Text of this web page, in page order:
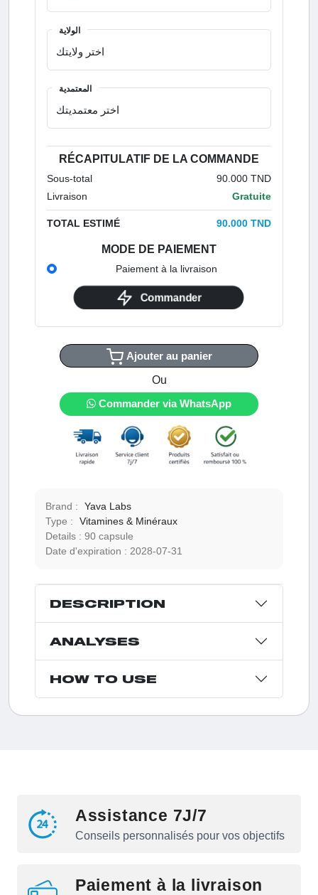
الولاية
المعتمدية
RÉCAPITULATIF DE LA COMMANDE
Sous-total
90.000 TND
Livraison
Gratuite
TOTAL ESTIMÉ 90.000 TND
MODE DE PAIEMENT
Paiement à la livraison
Commander
Ajouter au panier
Ou
Commander via WhatsApp
Brand :
Yava Labs
Type :
Vitamines & Minéraux
Details :
90 capsule
Date d'expiration : 2028-07-31
DESCRIPTION
ANALYSES
HOW TO USE
Assistance 7J/7
Conseils personnalisés pour vos objectifs
Paiement à la livraison